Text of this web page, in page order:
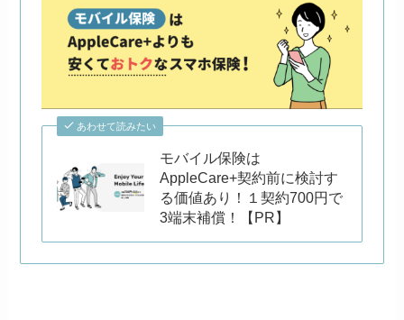
あわせて読みたい
モバイル保険は
AppleCare+契約前に検討す
る価値あり！１契約700円で
3端末補償！【PR】